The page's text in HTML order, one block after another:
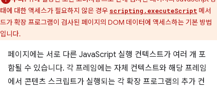
태에 대한 액세스가 필요하지 않은 경우 scripting.executeScript 메서
드가 확장 프로그램이 검사된 페이지의 DOM 데이터에 액세스하는 기본 방법
입니다.
페이지에는 서로 다른 JavaScript 실행 컨텍스트가 여러 개 포
함될 수 있습니다. 각 프레임에는 자체 컨텍스트와 해당 프레임
에서 콘텐츠 스크립트가 실행되는 각 확장 프로그램의 추가 컨